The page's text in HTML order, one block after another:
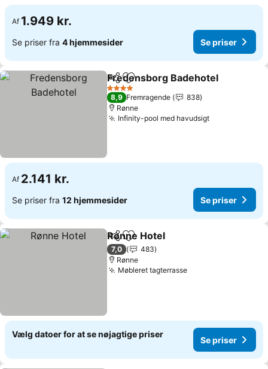
Af 1.949 kr.
Se priser fra 4 hjemmesider Se priser
Del Føj til favoritter
Fredensborg Badehotel
4 Stjerner
8,9 Fremragende
838
Rønne
Infinity-pool med havudsigtSe priser
Af 2.141 kr.
Se priser fra 12 hjemmesider Se priser
Del Føj til favoritter
Rønne Hotel
7,0
483
Rønne
Møbleret tagterrasseSe priser
Vælg datoer for at se nøjagtige priser
Se priser